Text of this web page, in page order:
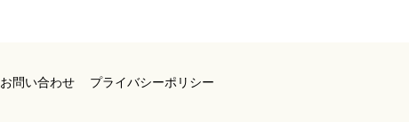
お問い合わせ
プライバシーポリシー